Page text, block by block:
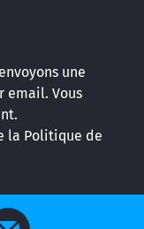
une
email. Vous
la Politique de